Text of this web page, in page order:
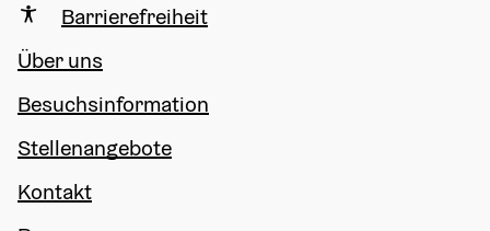
Barrierefreiheit
Über uns
Besuchsinformation
Stellenangebote
Kontakt